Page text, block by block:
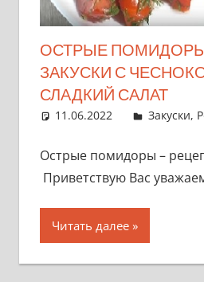
ОСТРЫЕ
ЗАКУСКИ С
СЛАДКИЙ САЛАТ
11.06.2022 admin
Закуски,
Острые помидоры –
Приветствую Вас
Читать далее